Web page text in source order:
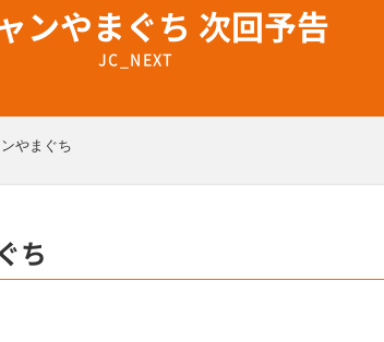
ンやまぐち 次回予告
JC_NEXT
やまぐち
ち